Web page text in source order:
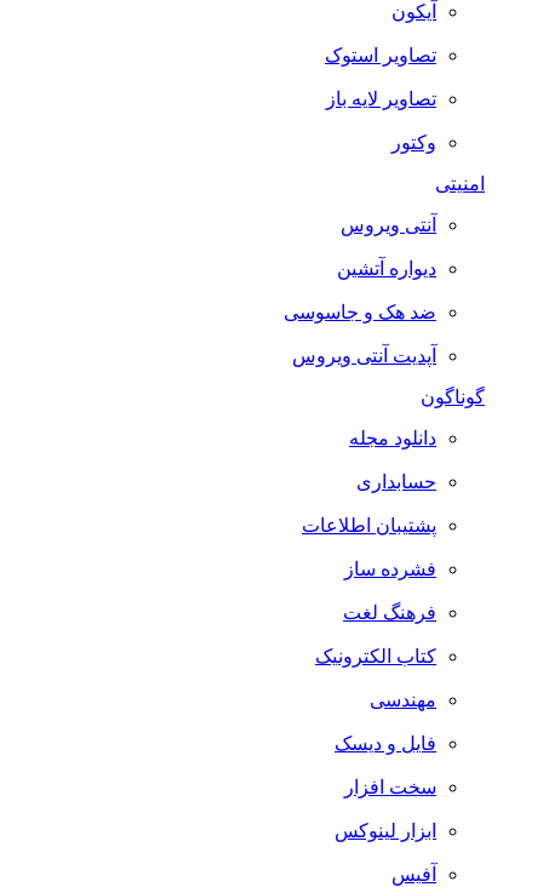
آیکون
تصاویر استوک
تصاویر لایه باز
وکتور
امنیتی
آنتی ویروس
دیواره آتشین
ضد هک و جاسوسی
آپدیت آنتی ویروس
گوناگون
دانلود مجله
حسابداری
پشتیبان اطلاعات
فشرده ساز
فرهنگ لغت
کتاب الکترونیک
مهندسی
فایل و دیسک
سخت افزار
ابزار لینوکس
آفیس